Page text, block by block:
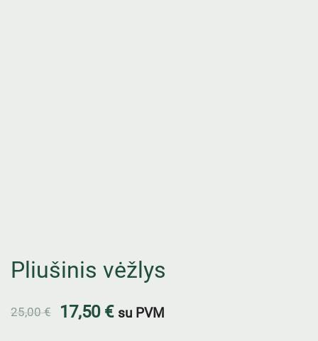
Pliušinis vėžlys
25,00€ 17,50 € su PVM